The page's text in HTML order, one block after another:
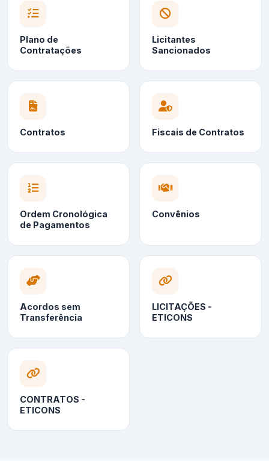
Plano de
Contratações
Licitantes
Sancionados
Contratos Fiscais de Contratos
Ordem Cronológica
de Pagamentos
Convênios
Acordos sem
Transferência
LICITAÇÕES -
ETICONS
CONTRATOS -
ETICONS